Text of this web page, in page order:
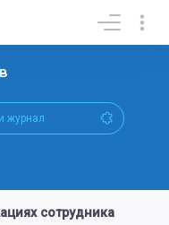
сотрудника